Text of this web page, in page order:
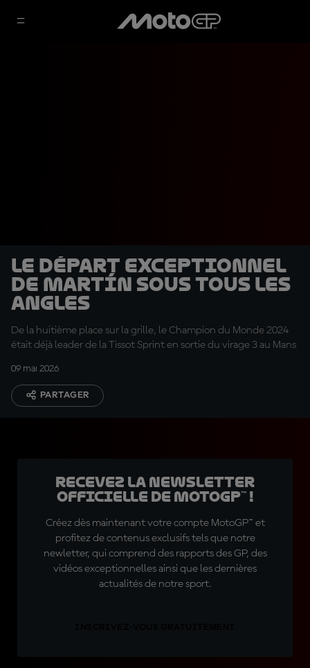
Le départ exceptionnel
de Martín sous tous les
angles
De la huitième place sur la grille, le Champion du Monde 2024
était déjà leader de la Tissot Sprint en sortie du virage 3 au Mans
09 mai 2026
PARTAGER
Recevez la Newsletter
officielle de MotoGP™ !
Créez dès maintenant votre compte MotoGP™ et
profitez de contenus exclusifs tels que notre
newletter, qui comprend des rapports des GP, des
vidéos exceptionnelles ainsi que les dernières
actualités de notre sport.